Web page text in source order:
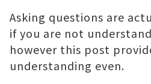
Asking questions are
if you are not
however this post
understanding even.